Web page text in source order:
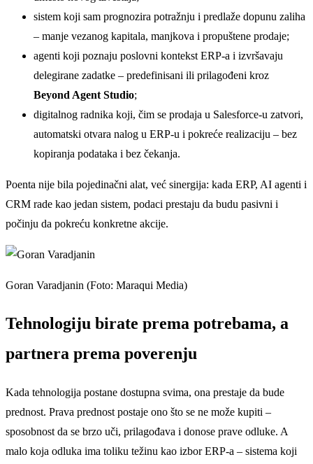
sistem koji sam prognozira potražnju i predlaže dopunu zaliha
– manje vezanog kapitala, manjkova i propuštene prodaje;
agenti koji poznaju poslovni kontekst ERP-a i izvršavaju
delegirane zadatke – predefinisani ili prilagođeni kroz
Beyond Agent Studio;
digitalnog radnika koji, čim se prodaja u Salesforce-u zatvori,
automatski otvara nalog u ERP-u i pokreće realizaciju – bez
kopiranja podataka i bez čekanja.
Poenta nije bila pojedinačni alat, već sinergija: kada ERP, AI agenti i
CRM rade kao jedan sistem, podaci prestaju da budu pasivni i
počinju da pokreću konkretne akcije.
Goran Varadjanin (Foto: Maraqui Media)
Tehnologiju birate prema potrebama, a
partnera prema poverenju
Kada tehnologija postane dostupna svima, ona prestaje da bude
prednost. Prava prednost postaje ono što se ne može kupiti –
sposobnost da se brzo uči, prilagođava i donose prave odluke. A
malo koja odluka ima toliku težinu kao izbor ERP-a – sistema koji